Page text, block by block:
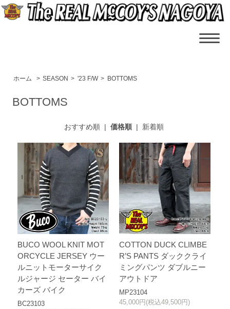
ホーム > SEASON > '23 F/W > BOTTOMS
BOTTOMS
おすすめ順| 価格順| 新着順
BUCO WOOL KNIT MOT
ORCYCLE JERSEY ウー
ルニットモーターサイク
ルジャージ セーター バイ
カーズ バイク
BC23103
COTTON DUCK CLIMBE
R’S PANTS ダッククライ
ミングパンツ ダブルニー
アウトドア
MP23104
45,000円(税込49,500円)